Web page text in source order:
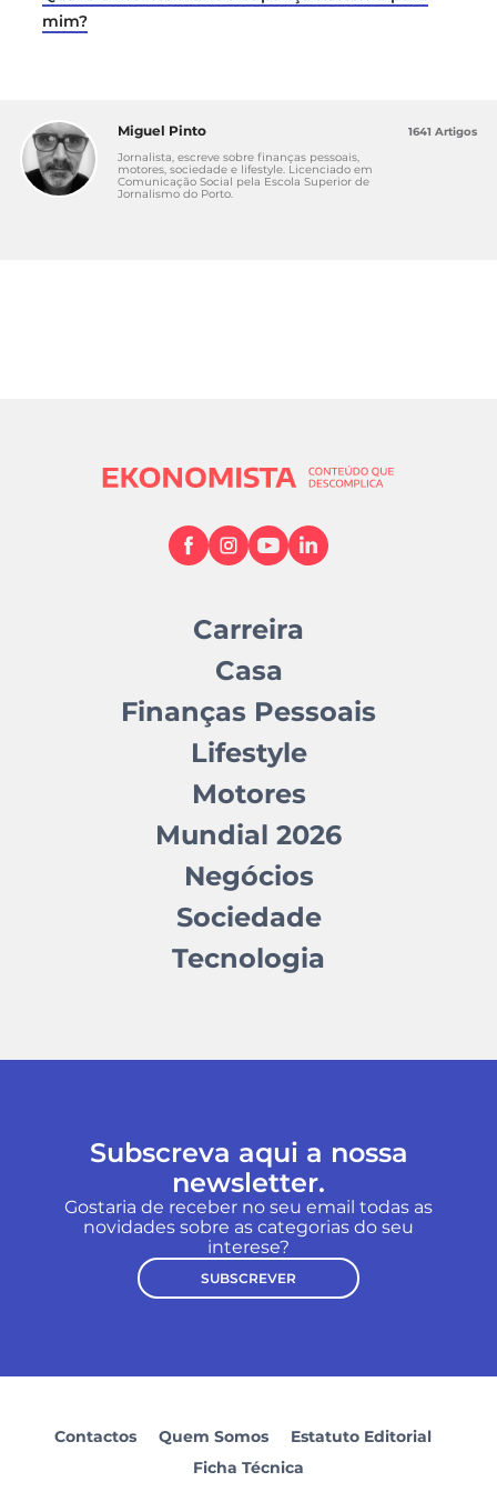
mim?
Miguel Pinto
Jornalista, escreve sobre finanças pessoais,
motores, sociedade e lifestyle. Licenciado em
Comunicação Social pela Escola Superior de
Jornalismo do Porto.
1641 Artigos
Carreira
Casa
Finanças Pessoais
Lifestyle
Motores
Mundial 2026
Negócios
Sociedade
Tecnologia
Subscreva aqui a nossa
newsletter.
Gostaria de receber no seu email todas as
novidades sobre as categorias do seu
interese?
SUBSCREVER
Contactos Quem Somos
Estatuto Editorial
Ficha Técnica